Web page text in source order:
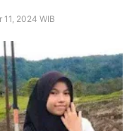
2024 WIB